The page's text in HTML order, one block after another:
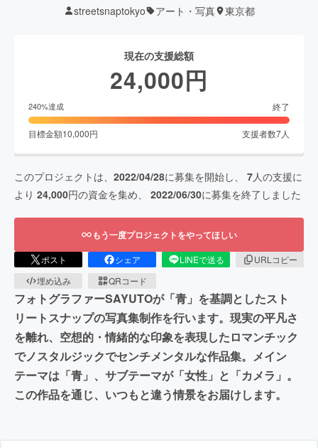
streetsnaptokyo アート・写真 東京都
現在の支援総額
24,000円
240%達成 終了
目標金額10,000円 支援者数7人
このプロジェクトは、 2022/04/28に募集を開始し、 7人の支援に
より 24,000円の資金を集め、 2022/06/30に募集を終了しました
もう一度プロジェクトをやってほしい
ポスト シェア LINEで送る
URLコピー
埋め込み
QRコード
フォトグラファーSAYUTOが「青」を基調としたスト
リートスナップの写真集制作を行います。現実の平凡さ
を離れ、空想的・情緒的な印象を表現したロマンチック
でノスタルジックでセンチメンタルな作品集。メイン
テーマは「青」、サブテーマが「女性」と「カメラ」。
この作品を通じ、いつもと違う情景をお届けします。